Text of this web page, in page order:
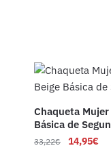
Chaqueta
Básica de
33,22€ 14,95€